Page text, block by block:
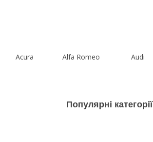
Acura Alfa Romeo Audi
Популярні категорії